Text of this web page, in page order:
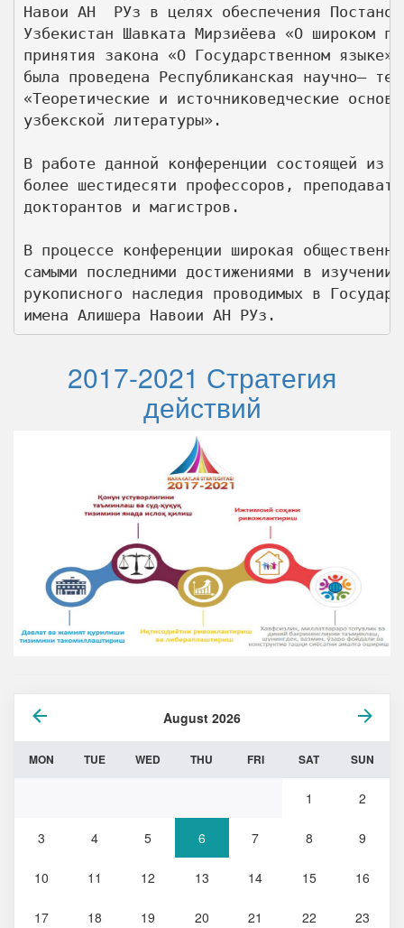
Навои АН  РУз в целях обеспечения
Узбекистан Шавката Мирзиёева «О широком
принятия закона «О Государственном
была проведена Республиканская научно–
«Теоретические и источниковедческие
узбекской литературы».
В работе данной конференции состоящей из
более шестидесяти профессоров,
докторантов и магистров.
В процессе конференции широкая
самыми последними достижениями в
рукописного наследия проводимых в
имена Алишера Навоии АН РУз.
2017-2021 Стратегия
действий
August 2026
MON TUE WED THU FRI SAT SUN
1 2
3 4 5 6 7 8 9
10 11 12 13 14 15 16
17 18 19 20 21 22 23